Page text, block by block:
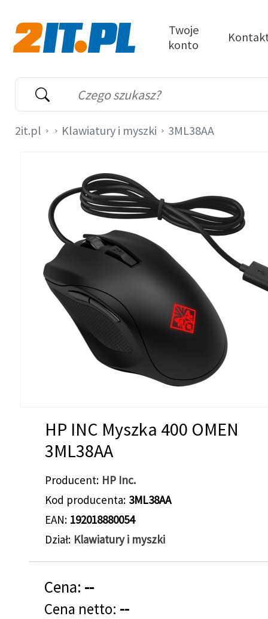
Wyszukiwarka
Słowo kluczowe
Twoje
konto
2it.pl Klawiatury i myszki 3ML38AA
HP INC Myszka 400 OMEN
3ML38AA
Producent HP Inc.
Kod producenta 3ML38AA
EAN 192018880054
Dział Klawiatury i myszki
Cena: --
Cena netto: --